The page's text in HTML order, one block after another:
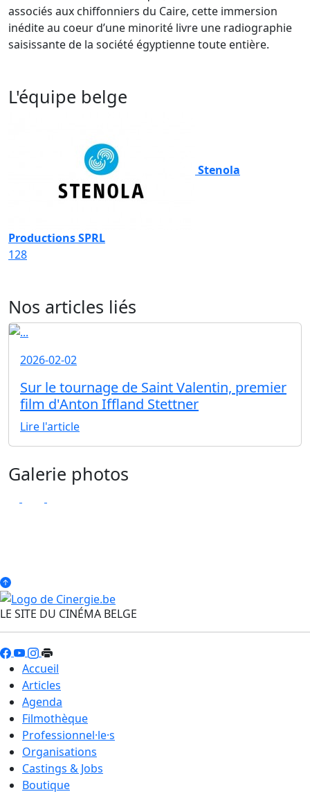
associés aux chiffonniers du Caire, cette immersion
inédite au coeur d’une minorité livre une radiographie
saisissante de la société égyptienne toute entière.
L'équipe belge
Stenola
Productions SPRL
128
Nos articles liés
2026-02-02
Sur le tournage de Saint Valentin, premier
film d'Anton Iffland Stettner
Lire l'article
Galerie photos
LE SITE DU CINÉMA BELGE
Accueil
Articles
Agenda
Filmothèque
Professionnel·le·s
Organisations
Castings & Jobs
Boutique